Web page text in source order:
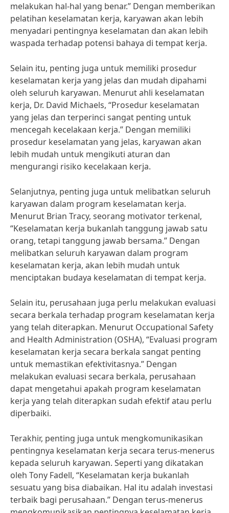
melakukan hal-hal yang benar.” Dengan memberikan
pelatihan keselamatan kerja, karyawan akan lebih
menyadari pentingnya keselamatan dan akan lebih
waspada terhadap potensi bahaya di tempat kerja.
Selain itu, penting juga untuk memiliki prosedur
keselamatan kerja yang jelas dan mudah dipahami
oleh seluruh karyawan. Menurut ahli keselamatan
kerja, Dr. David Michaels, “Prosedur keselamatan
yang jelas dan terperinci sangat penting untuk
mencegah kecelakaan kerja.” Dengan memiliki
prosedur keselamatan yang jelas, karyawan akan
lebih mudah untuk mengikuti aturan dan
mengurangi risiko kecelakaan kerja.
Selanjutnya, penting juga untuk melibatkan seluruh
karyawan dalam program keselamatan kerja.
Menurut Brian Tracy, seorang motivator terkenal,
“Keselamatan kerja bukanlah tanggung jawab satu
orang, tetapi tanggung jawab bersama.” Dengan
melibatkan seluruh karyawan dalam program
keselamatan kerja, akan lebih mudah untuk
menciptakan budaya keselamatan di tempat kerja.
Selain itu, perusahaan juga perlu melakukan evaluasi
secara berkala terhadap program keselamatan kerja
yang telah diterapkan. Menurut Occupational Safety
and Health Administration (OSHA), “Evaluasi program
keselamatan kerja secara berkala sangat penting
untuk memastikan efektivitasnya.” Dengan
melakukan evaluasi secara berkala, perusahaan
dapat mengetahui apakah program keselamatan
kerja yang telah diterapkan sudah efektif atau perlu
diperbaiki.
Terakhir, penting juga untuk mengkomunikasikan
pentingnya keselamatan kerja secara terus-menerus
kepada seluruh karyawan. Seperti yang dikatakan
oleh Tony Fadell, “Keselamatan kerja bukanlah
sesuatu yang bisa diabaikan. Hal itu adalah investasi
terbaik bagi perusahaan.” Dengan terus-menerus